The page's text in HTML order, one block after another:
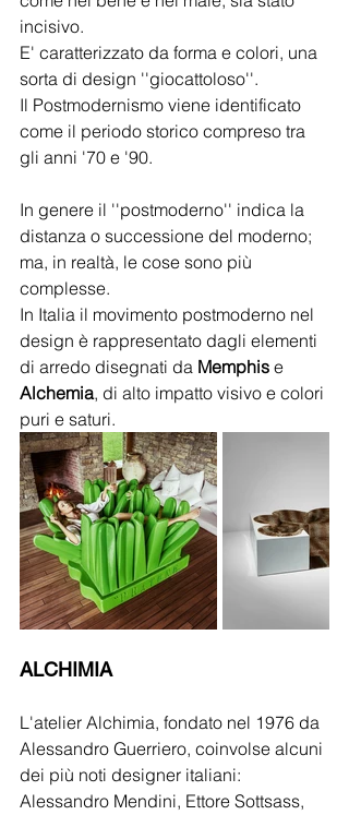
incisivo.
E' caratterizzato da forma e colori, una
sorta di design ''giocattoloso''.
Il Postmodernismo viene identificato
come il periodo storico compreso tra
gli anni '70 e '90.
In genere il ''postmoderno'' indica la
distanza o successione del moderno;
ma, in realtà, le cose sono più
complesse.
In Italia il movimento postmoderno nel
design è rappresentato dagli elementi
di arredo disegnati da Memphis e
Alchemia, di alto impatto visivo e colori
puri e saturi.
ALCHIMIA
L'atelier Alchimia, fondato nel 1976 da
Alessandro Guerriero, coinvolse alcuni
dei più noti designer italiani:
Alessandro Mendini, Ettore Sottsass,